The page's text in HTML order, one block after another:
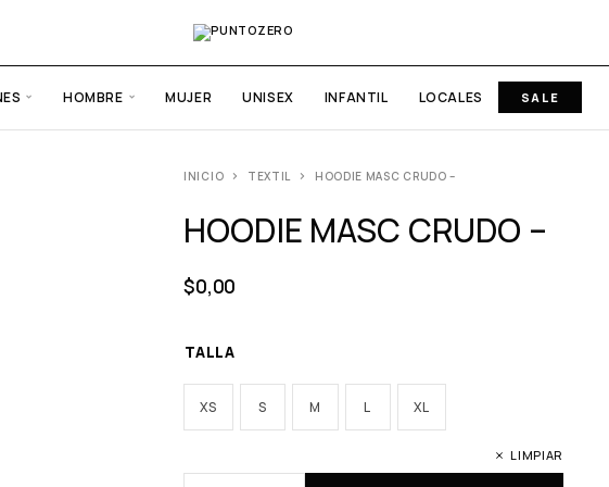
HOMBRE MUJER UNISEX INFANTIL LOCALES SALE
INICIO TEXTIL HOODIE MASC CRUDO –
HOODIE MASC CRUDO –
$0,00
TALLA
XS S M L XL
LIMPIAR